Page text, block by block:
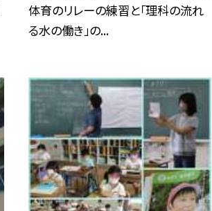
体育のリレーの練習と「理科の流れ
る水の働き」の...